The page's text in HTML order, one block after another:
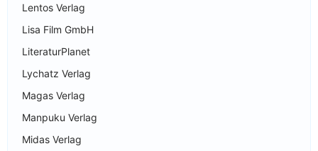
Lentos Verlag
Lisa Film GmbH
LiteraturPlanet
Lychatz Verlag
Magas Verlag
Manpuku Verlag
Midas Verlag